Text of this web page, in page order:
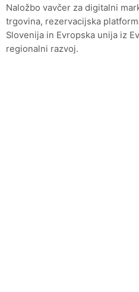
Naložbo vavčer za digitalni
trgovina, rezervacijska
Slovenija in Evropska unija iz
regionalni razvoj.